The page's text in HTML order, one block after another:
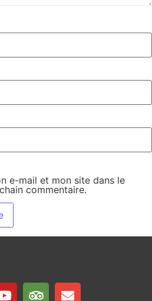
e-mail et mon site dans le
commentaire.